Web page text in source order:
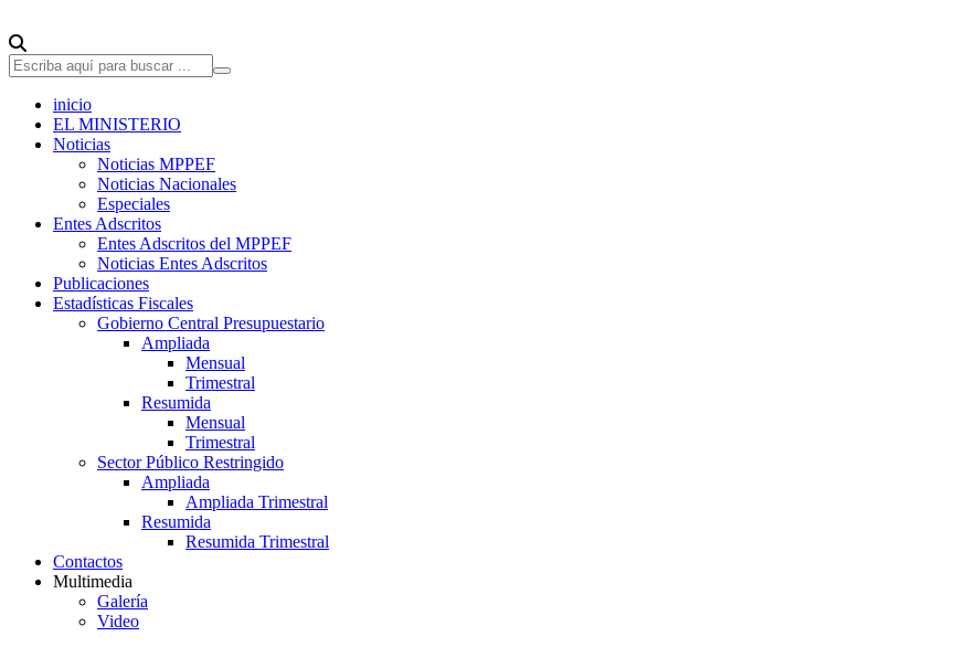
inicio
EL MINISTERIO
Noticias
Noticias MPPEF
Noticias Nacionales
Especiales
Entes Adscritos
Entes Adscritos del MPPEF
Noticias Entes Adscritos
Publicaciones
Estadísticas Fiscales
Gobierno Central Presupuestario
Ampliada
Mensual
Trimestral
Resumida
Mensual
Trimestral
Sector Público Restringido
Ampliada
Ampliada Trimestral
Resumida
Resumida Trimestral
Contactos
Multimedia
Galería
Video